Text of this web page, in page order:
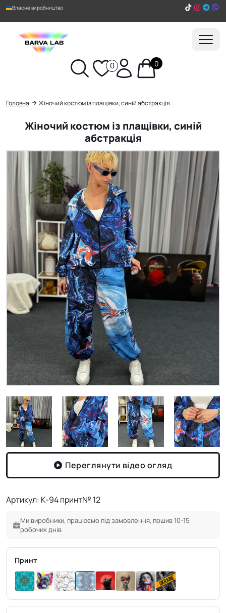
Власне виробництво
0 0
Пошук
Головна Жіночий костюм із плащівки, синій абстракція
Жіночий костюм із плащівки, синій
абстракція
Переглянути відео огляд
Артикул: K-94 принт№ 12
Ми виробники, працюємо під замовлення, пошив 10-15
робочих днів
Принт